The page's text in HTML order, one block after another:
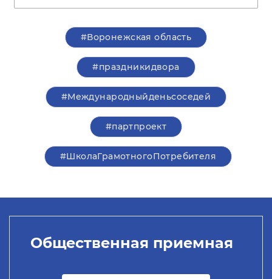
#Воронежская область
#праздникидвора
#Международныйденьсоседей
#партпроект
#ШколаГрамотногоПотребителя
Общественная приемная